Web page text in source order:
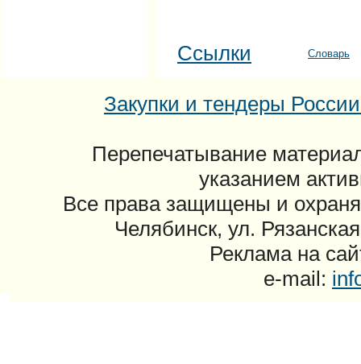
Ссылки Словарь
Закупки и тендеры
Перепечатывание
указанием
Все права защищены и
Челябинск, ул.
Реклама на
e-mail: